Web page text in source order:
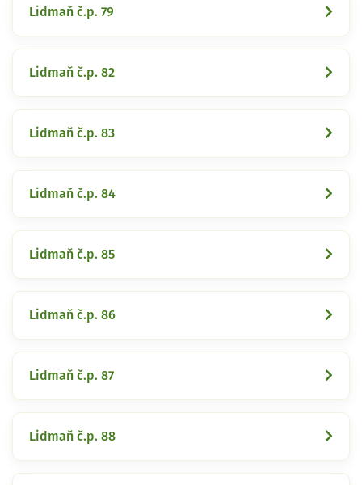
Lidmaň č.p. 79
Lidmaň č.p. 82
Lidmaň č.p. 83
Lidmaň č.p. 84
Lidmaň č.p. 85
Lidmaň č.p. 86
Lidmaň č.p. 87
Lidmaň č.p. 88